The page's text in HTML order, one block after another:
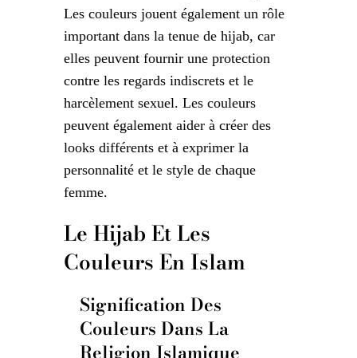
Les couleurs jouent également un rôle
important dans la tenue de hijab, car
elles peuvent fournir une protection
contre les regards indiscrets et le
harcèlement sexuel. Les couleurs
peuvent également aider à créer des
looks différents et à exprimer la
personnalité et le style de chaque
femme.
Le Hijab Et Les
Couleurs En Islam
Signification Des
Couleurs Dans La
Religion Islamique